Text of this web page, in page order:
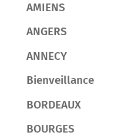
AMIENS
ANGERS
ANNECY
Bienveillance
BORDEAUX
BOURGES